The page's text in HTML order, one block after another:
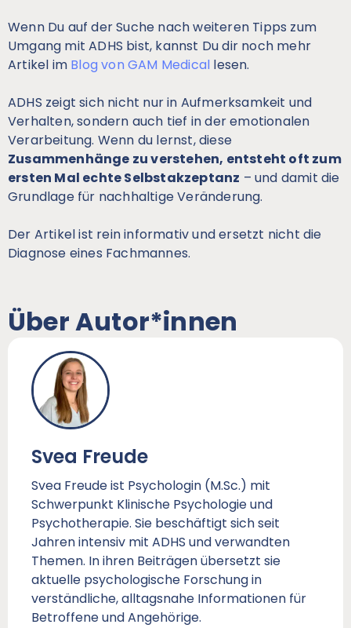
Wenn Du auf der Suche nach weiteren Tipps zum
Umgang mit ADHS bist, kannst Du dir noch mehr
Artikel im Blog von GAM Medical lesen.
ADHS zeigt sich nicht nur in Aufmerksamkeit und
Verhalten, sondern auch tief in der emotionalen
Verarbeitung. Wenn du lernst, diese
Zusammenhänge zu verstehen, entsteht oft zum
ersten Mal echte Selbstakzeptanz – und damit die
Grundlage für nachhaltige Veränderung.
Der Artikel ist rein informativ und ersetzt nicht die
Diagnose eines Fachmannes.
Über Autor*innen
Svea Freude
Svea Freude ist Psychologin (M.Sc.) mit
Schwerpunkt Klinische Psychologie und
Psychotherapie. Sie beschäftigt sich seit
Jahren intensiv mit ADHS und verwandten
Themen. In ihren Beiträgen übersetzt sie
aktuelle psychologische Forschung in
verständliche, alltagsnahe Informationen für
Betroffene und Angehörige.